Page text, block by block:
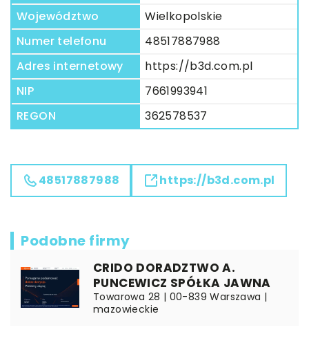
Województwo
Wielkopolskie
Numer telefonu
48517887988
Adres internetowy
https://b3d.com.pl
NIP
7661993941
REGON
362578537
48517887988 https://b3d.com.pl
Podobne firmy
CRIDO DORADZTWO A.
PUNCEWICZ SPÓŁKA JAWNA
Towarowa 28 | 00-839 Warszawa |
mazowieckie